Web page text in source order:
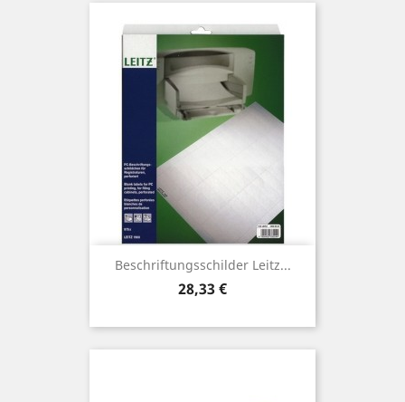
Beschriftungsschilder Leitz...
Preis
28,33 €